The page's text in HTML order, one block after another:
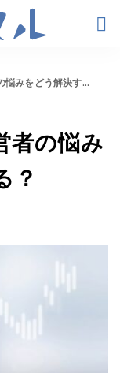
みをどう解決する？
者の悩み
？